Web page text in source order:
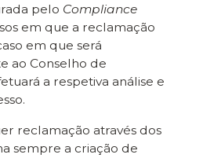
pelo Compliance
em que a reclamação
em que será
ao Conselho de
a respetiva análise e
reclamação através dos
sempre a criação de